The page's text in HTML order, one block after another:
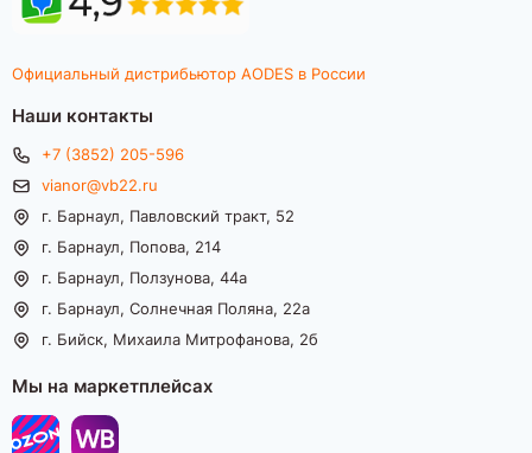
Официальный дистрибьютор AODES в России
Наши контакты
+7 (3852) 205-596
vianor@vb22.ru
г. Барнаул, Павловский тракт, 52
г. Барнаул, Попова, 214
г. Барнаул, Ползунова, 44а
г. Барнаул, Солнечная Поляна, 22а
г. Бийск, Михаила Митрофанова, 2б
Мы на маркетплейсах